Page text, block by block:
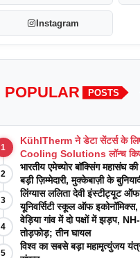
Instagram
POPULAR POSTS
1
KühlTherm ने डेटा सेंटर्स के
Cooling Solutions लॉन्च
2
भारतीय एमेच्योर बॉक्सिंग महासंघ
बड़ी ज़िम्मेदारी, मुक्केबाज़ी के
वादा
3
लिंग्यास ललिता देवी इंस्टीट्यूट
यूनिवर्सिटी स्कूल ऑफ इकोनॉमिक्स,
साथ अकादमिक पत्रिकाओं में
दिवसीय कार्यशाला का आयोजन किया
4
वेड़िया गांव में दो पक्षों में झड़प,
तोड़फोड़; तीन घायल
5
विश्व का सबसे बड़ा महामृत्युंजय